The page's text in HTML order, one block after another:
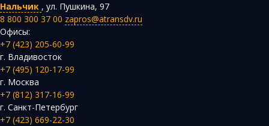
Нальчик , ул. Пушкина, 97
8 800 300 37 00 zapros@atransdv.ru
Офисы:
+7 (423) 205-60-99
г. Владивосток
+7 (495) 120-17-99
г. Москва
+7 (812) 317-16-99
г. Санкт-Петербург
+7 (423) 669-22-30